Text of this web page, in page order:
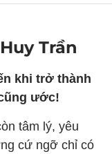
Trần
khi trở thành
ước!
tâm lý, yêu
cứ ngỡ chỉ có